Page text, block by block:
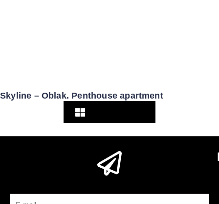
Skyline – Oblak. Penthouse apartment